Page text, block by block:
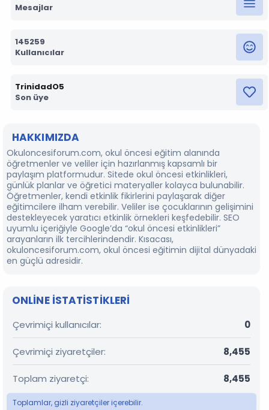
Mesajlar
145259
Kullanıcılar
TrinidadO5
Son üye
HAKKIMIZDA
Okuloncesiforum.com, okul öncesi eğitim alanında
öğretmenler ve veliler için hazırlanmış kapsamlı bir
paylaşım platformudur. Sitede okul öncesi etkinlikleri,
günlük planlar ve öğretici materyaller kolayca bulunabilir.
Öğretmenler, kendi etkinlik fikirlerini paylaşarak diğer
eğitimcilere ilham verebilir. Veliler ise çocuklarının gelişimini
destekleyecek yaratıcı etkinlik örnekleri keşfedebilir. SEO
uyumlu içeriğiyle Google’da “okul öncesi etkinlikleri”
arayanların ilk tercihlerindendir. Kısacası,
okuloncesiforum.com, okul öncesi eğitimin dijital dünyadaki
en güçlü adresidir.
ONLINE ISTATISTIKLERI
Çevrimiçi kullanıcılar 0
Çevrimiçi ziyaretçiler 8,455
Toplam ziyaretçi 8,455
Toplamlar, gizli ziyaretçiler içerebilir.